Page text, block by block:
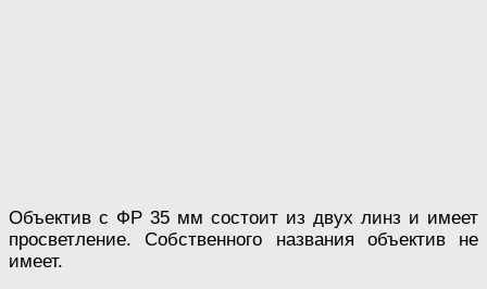
Объектив с ФР 35 мм состоит из двух линз и имеет
просветление. Собственного названия объектив не
имеет.